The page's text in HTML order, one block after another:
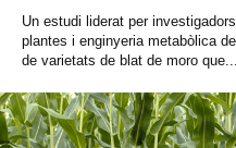
Un estudi liderat per
plantes i enginyeria metabòlica
de varietats de blat de moro que...